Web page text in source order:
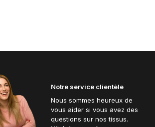
Notre service clientèle
Nous sommes heureux de
vous aider si vous avez des
questions sur nos tissus.